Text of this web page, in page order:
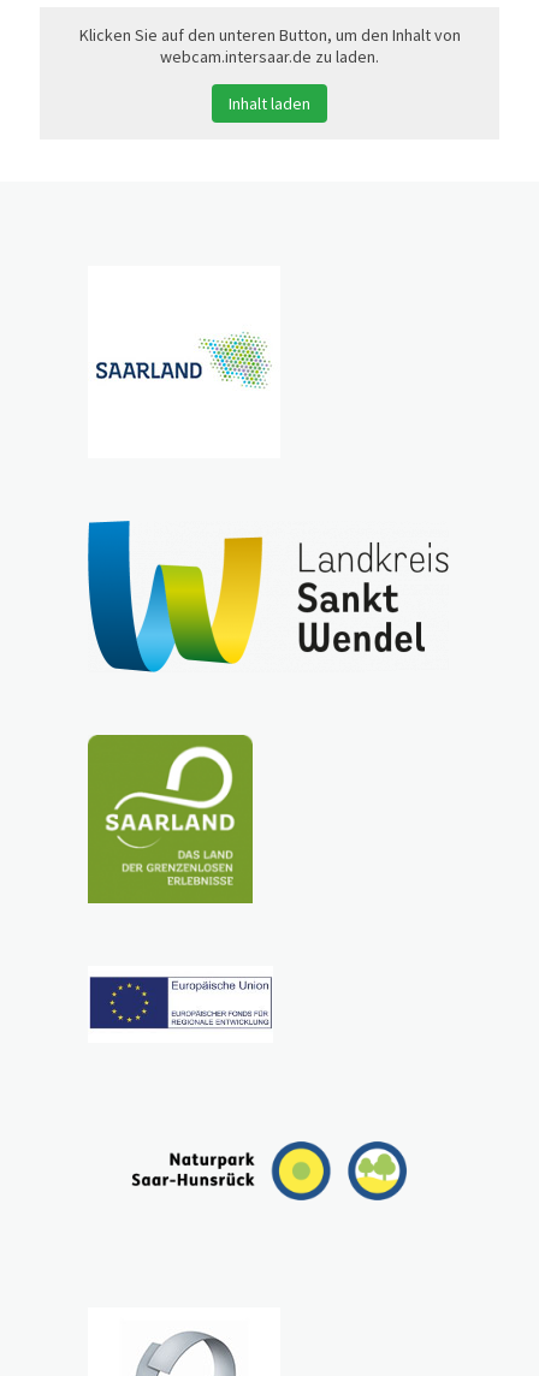
Klicken Sie auf den unteren Button, um den Inhalt von
webcam.intersaar.de zu laden.
Inhalt laden